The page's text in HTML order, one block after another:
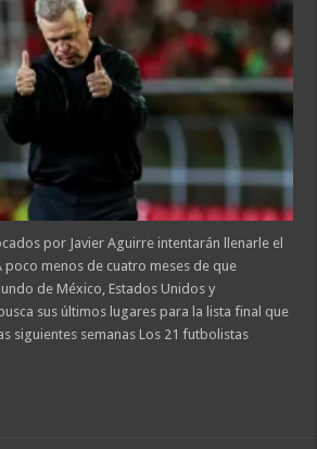
por Javier Aguirre intentarán llenarle el
poco menos de cuatro meses de que
de México, Estados Unidos y
sus últimos lugares para la lista final que
siguientes semanas Los 21 futbolistas